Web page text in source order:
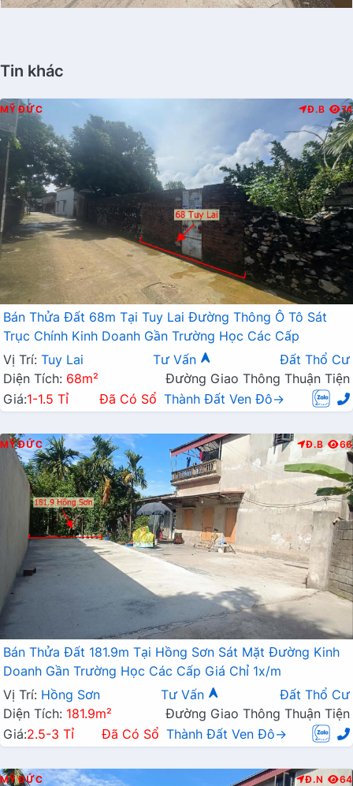
Tin khác
MỸ ĐỨC Đ.B 74
Bán Thửa Đất 68m Tại Tuy Lai Đường Thông Ô Tô Sát
Trục Chính Kinh Doanh Gần Trường Học Các Cấp
Vị Trí: Tuy Lai Tư Vấn
Đất Thổ Cư
Diện Tích: 68m²
Đường Giao Thông Thuận Tiện
Giá:1-1.5 Tỉ Đã Có Sổ Thành Đất Ven Đô→
MỸ ĐỨC Đ.B 66
Bán Thửa Đất 181.9m Tại Hồng Sơn Sát Mặt Đường Kinh
Doanh Gần Trường Học Các Cấp Giá Chỉ 1x/m
Vị Trí: Hồng Sơn Tư Vấn
Đất Thổ Cư
Diện Tích: 181.9m²
Đường Giao Thông Thuận Tiện
Giá:2.5-3 Tỉ Đã Có Sổ Thành Đất Ven Đô→
MỸ ĐỨC Đ.N 64